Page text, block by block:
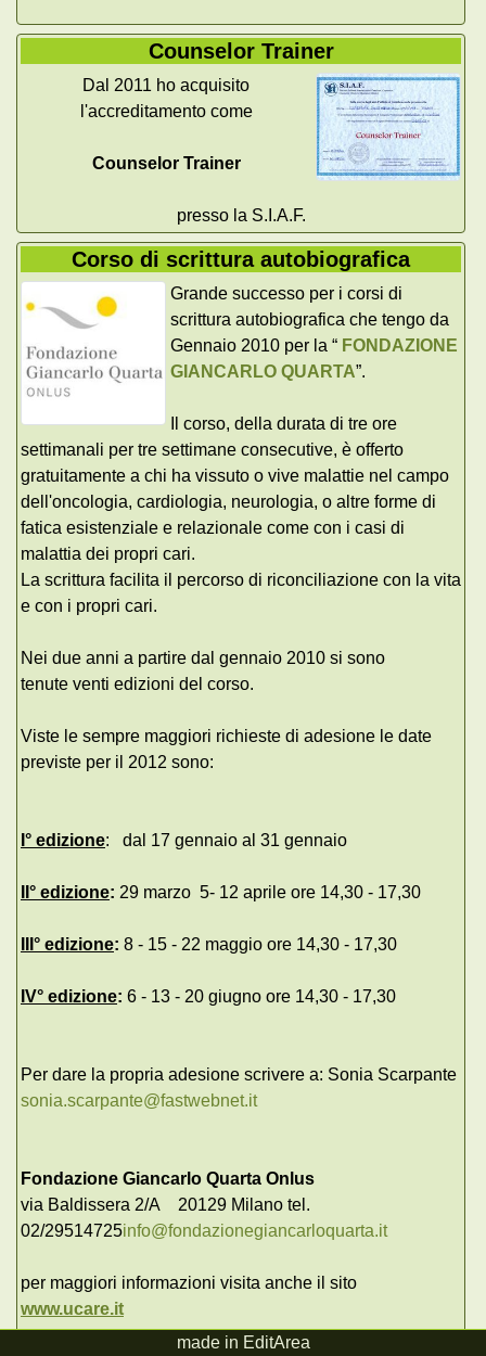
Counselor Trainer
Dal 2011 ho acquisito
l'accreditamento come
Counselor Trainer
presso la S.I.A.F.
Corso di scrittura autobiografica
Grande successo per i corsi di
scrittura autobiografica che tengo da
Gennaio 2010 per la “ FONDAZIONE
GIANCARLO QUARTA”.
Il corso, della durata di tre ore
settimanali per tre settimane consecutive, è offerto
gratuitamente a chi ha vissuto o vive malattie nel campo
dell'oncologia, cardiologia, neurologia, o altre forme di
fatica esistenziale e relazionale come con i casi di
malattia dei propri cari.
La scrittura facilita il percorso di riconciliazione con la vita
e con i propri cari.
Nei due anni a partire dal gennaio 2010 si sono
tenute venti edizioni del corso.
Viste le sempre maggiori richieste di adesione le date
previste per il 2012 sono:
I° edizione: dal 17 gennaio al 31 gennaio
II° edizione: 29 marzo 5- 12 aprile ore 14,30 - 17,30
III° edizione: 8 - 15 - 22 maggio ore 14,30 - 17,30
IV° edizione: 6 - 13 - 20 giugno ore 14,30 - 17,30
Per dare la propria adesione scrivere a: Sonia Scarpante
sonia.scarpante@fastwebnet.it
Fondazione Giancarlo Quarta Onlus
via Baldissera 2/A 20129 Milano tel.
02/29514725info@fondazionegiancarloquarta.it
per maggiori informazioni visita anche il sito
www.ucare.it
made in EditArea